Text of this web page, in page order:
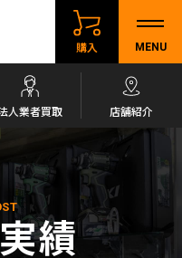
購入 MENU
人業者買取 店舗紹介
績